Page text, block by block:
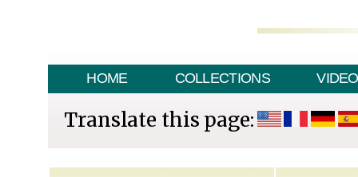
HOME COLLECTIONS VIDEO
Translate this page: